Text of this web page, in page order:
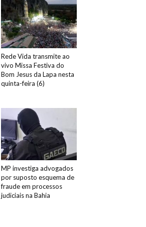
Rede Vida transmite ao
vivo Missa Festiva do
Bom Jesus da Lapa nesta
quinta-feira (6)
MP investiga advogados
por suposto esquema de
fraude em processos
judiciais na Bahia